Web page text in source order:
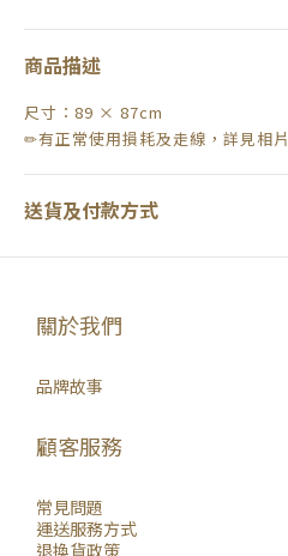
商品描述
尺寸：89 × 87cm
✏有正常使用損耗及走線，詳見相片
送貨及付款方式
關於我們
品牌故事
顧客服務
常見問題
運送服務方式
退換貨政策